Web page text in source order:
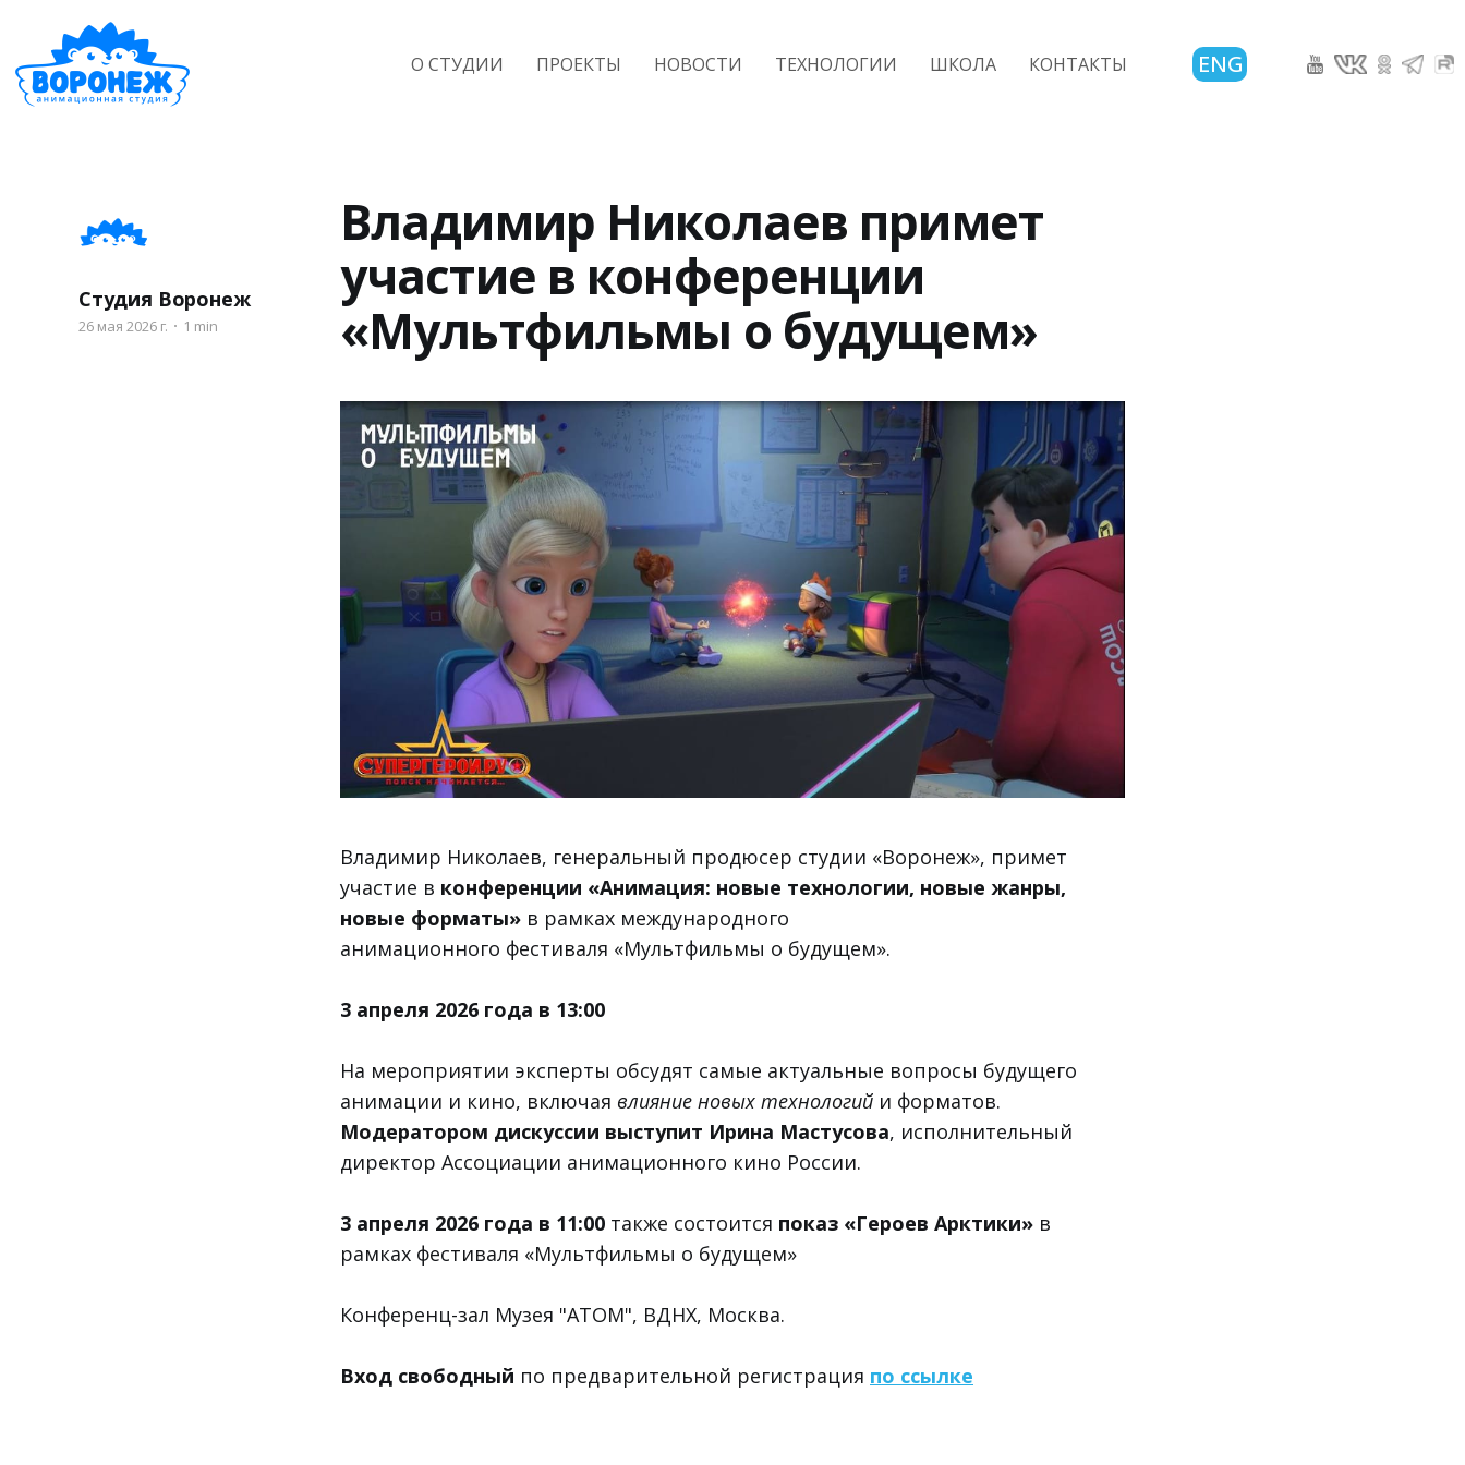
О СТУДИИ ПРОЕКТЫ НОВОСТИ ТЕХНОЛОГИИ ШКОЛА КОНТАКТЫ ENG
Владимир Николаев примет
участие в конференции
«Мультфильмы о будущем»
Студия Воронеж
26 мая 2026 г. 1 min
Владимир Николаев, генеральный продюсер студии «Воронеж», примет
участие в конференции «Анимация: новые технологии, новые жанры,
новые форматы» в рамках международного
анимационного фестиваля «Мультфильмы о будущем».
3 апреля 2026 года в 13:00
На мероприятии эксперты обсудят самые актуальные вопросы будущего
анимации и кино, включая влияние новых технологий и форматов.
Модератором дискуссии выступит Ирина Мастусова, исполнительный
директор Ассоциации анимационного кино России.
3 апреля 2026 года в 11:00 также состоится показ «Героев Арктики» в
рамках фестиваля «Мультфильмы о будущем»
Конференц-зал Музея "АТОМ", ВДНХ, Москва.
Вход свободный по предварительной регистрация по ссылке